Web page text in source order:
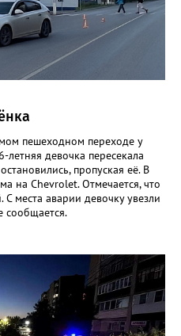
пешеходном переходе у
девочка пересекала
пропуская её. В
на Chevrolet. Отмечается, что
места аварии девочку увезли
сообщается.